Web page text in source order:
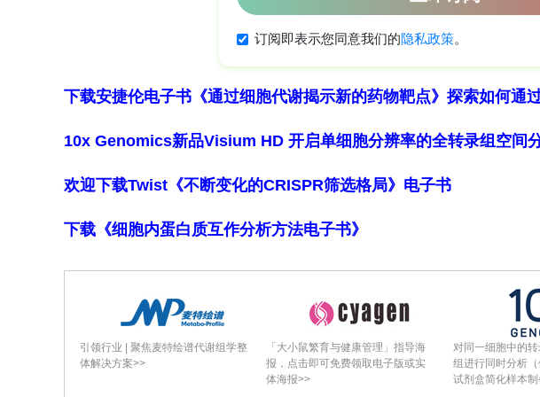
解组测序（degradome sequencing）等方法，系统解析
CsPME41模块在茶树抗E. sorghinum侵染中的调控作用
正调控茶树抗病性；CsMYB1通过激活靶基因CsPME41（
组分在侵染后呈现动态的时空表达模式。本研究首次揭示
CsPME41模块在茶树抗病响应中的角色，为茶树抗E.
研究人员以三年生茶树品种‘福鼎大白茶’（Camellia
料，病原菌为E. sorghinum菌株CGMCC3.20150和灰葡
CGMCC3.20932。关键方法包括：1）瞬时过表达和
下载安捷伦电子书《通过细胞代谢揭示新的药物靶点》探索如何通
10x Genomics新品Visium HD 开启单细胞分辨率的全转录组空间
欢迎下载Twist《不断变化的CRISPR筛选格局》电子书
下载《细胞内蛋白质互作分析方法电子书》
引领行业 | 聚焦麦特绘谱代谢组学整
体解决方案>>
「大小鼠繁育与健康管理」指导海
报，点击即可免费领取电子版或实
体海报>>
对同一细胞中的
组进行同时分析
试剂盒简化样本